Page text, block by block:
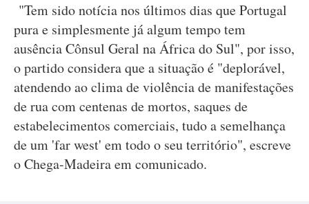
"Tem sido notícia nos últimos dias que Portugal
pura e simplesmente já algum tempo tem
ausência Cônsul Geral na África do Sul", por isso,
o partido considera que a situação é "deplorável,
atendendo ao clima de violência de manifestações
de rua com centenas de mortos, saques de
estabelecimentos comerciais, tudo a semelhança
de um 'far west' em todo o seu território", escreve
o Chega-Madeira em comunicado.